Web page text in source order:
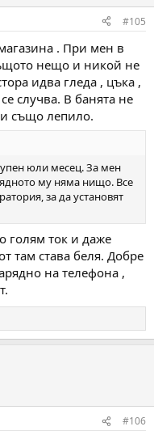
#105
. При мен в
нещо и никой не
идва гледа , цъка ,
случва. В банята не
също лепило.
юли месец. За мен
му няма нищо. Все
за да установят
голям ток и даже
там става беля. Добре
на телефона ,
#106